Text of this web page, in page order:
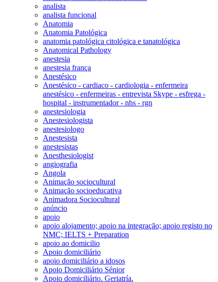
analista
analista funcional
Anatomia
Anatomia Patológica
anatomia patológica citológica e tanatológica
Anatomical Pathology
anestesia
anestesia frança
Anestésico
Anestésico - cardiaco - cardiologia - enfermeira
anestésico - enfermeiras - entrevista Skype - esfrega -
hospital - instrumentador - nhs - rgn
anestesiologia
Anestesiologista
anestesiologo
Anestesista
anestesistas
Anesthesiologist
angiografia
Angola
Animação sociocultural
Animação socioeducativa
Animadora Sociocultural
anúncio
apoio
apoio alojamento; apoio na integração; apoio registo no
NMC; IELTS + Preparation
apoio ao domicilio
Apoio domiciliário
apoio domiciliário a idosos
Apoio Domiciliário Sénior
Apoio domiciliário. Geriatría.